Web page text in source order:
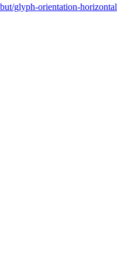
glyph-orientation-horizontal